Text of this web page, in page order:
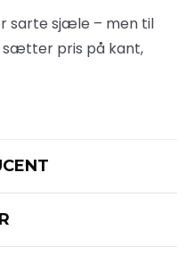
sarte sjæle – men til
pris på kant,